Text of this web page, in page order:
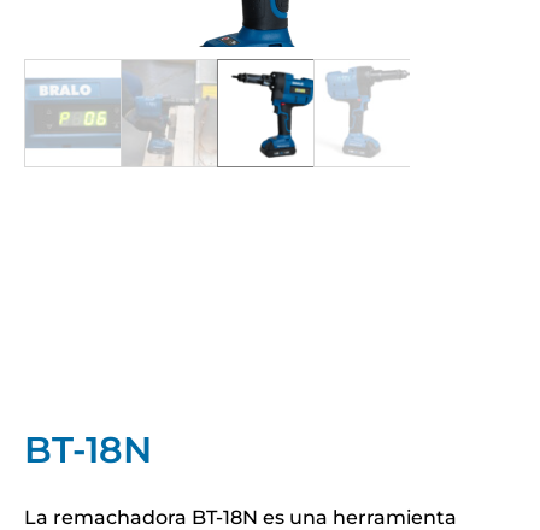
BT-18N
La remachadora BT-18N es una herramienta